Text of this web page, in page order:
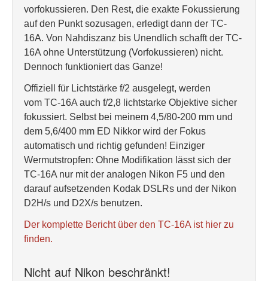
vorfokussieren. Den Rest, die exakte Fokussierung
auf den Punkt sozusagen, erledigt dann der TC-
16A. Von Nahdiszanz bis Unendlich schafft der TC-
16A ohne Unterstützung (Vorfokussieren) nicht.
Dennoch funktioniert das Ganze!
Offiziell für Lichtstärke f/2 ausgelegt, werden
vom TC-16A auch f/2,8 lichtstarke Objektive sicher
fokussiert. Selbst bei meinem 4,5/80-200 mm und
dem 5,6/400 mm ED Nikkor wird der Fokus
automatisch und richtig gefunden! Einziger
Wermutstropfen: Ohne Modifikation lässt sich der
TC-16A nur mit der analogen Nikon F5 und den
darauf aufsetzenden Kodak DSLRs und der Nikon
D2H/s und D2X/s benutzen.
Der komplette Bericht über den TC-16A ist hier zu
finden.
Nicht auf Nikon beschränkt!